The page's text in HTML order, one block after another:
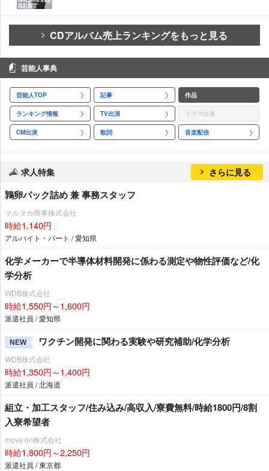
CDアルバム売上ランキングをもっと見る
芸能人事典
芸能人TOP 記事 作品
ランキング情報 TV出演 ドラマ出演
CM出演 歌詞 音楽配信
求人特集 さらに見る
鶉卵パック詰め 兼 事務スタッフ
マルタカ商事株式会社
時給1,140円
アルバイト・パート / 愛知県
化学メーカーで半導体材料開発に係わる測定や物性評価など/化
学分析
WDB株式会社
時給1,550円～1,600円
派遣社員 / 愛知県
NEW ワクチン開発に関わる実験や研究補助/化学分析
WDB株式会社
時給1,350円～1,400円
派遣社員 / 北海道
組立・加工スタッフ/住み込み/高収入/寮費無料/時給1800円/8割
入寮希望者
move on株式会社
時給1,800円～2,250円
派遣社員 / 東京都